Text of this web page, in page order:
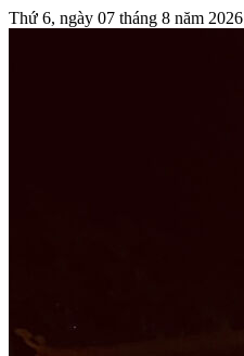
Thứ 6, ngày 07 tháng 8 năm 2026